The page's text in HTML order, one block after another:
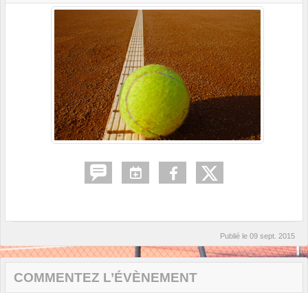
Publié le 09 sept. 2015
COMMENTEZ L’ÉVÈNEMENT